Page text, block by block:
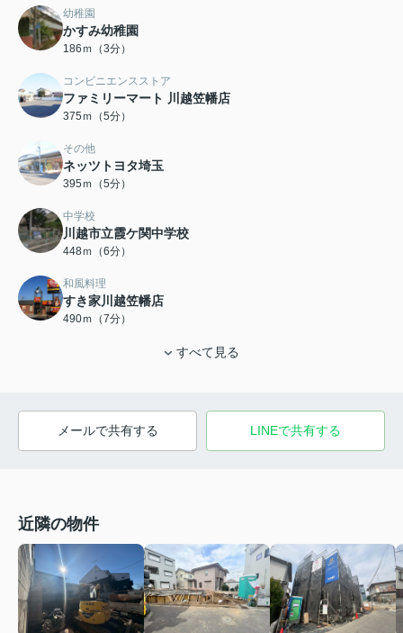
幼稚園
かすみ幼稚園
186ｍ（3分）
コンビニエンスストア
ファミリーマート 川越笠幡店
375ｍ（5分）
その他
ネッツトヨタ埼玉
395ｍ（5分）
中学校
川越市立霞ケ関中学校
448ｍ（6分）
和風料理
すき家川越笠幡店
490ｍ（7分）
すべて見る
メールで共有する LINEで共有する
近隣の物件